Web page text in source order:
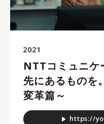
2021
NTTコミュニケ
先にあるものを
変革篇～
https://yo